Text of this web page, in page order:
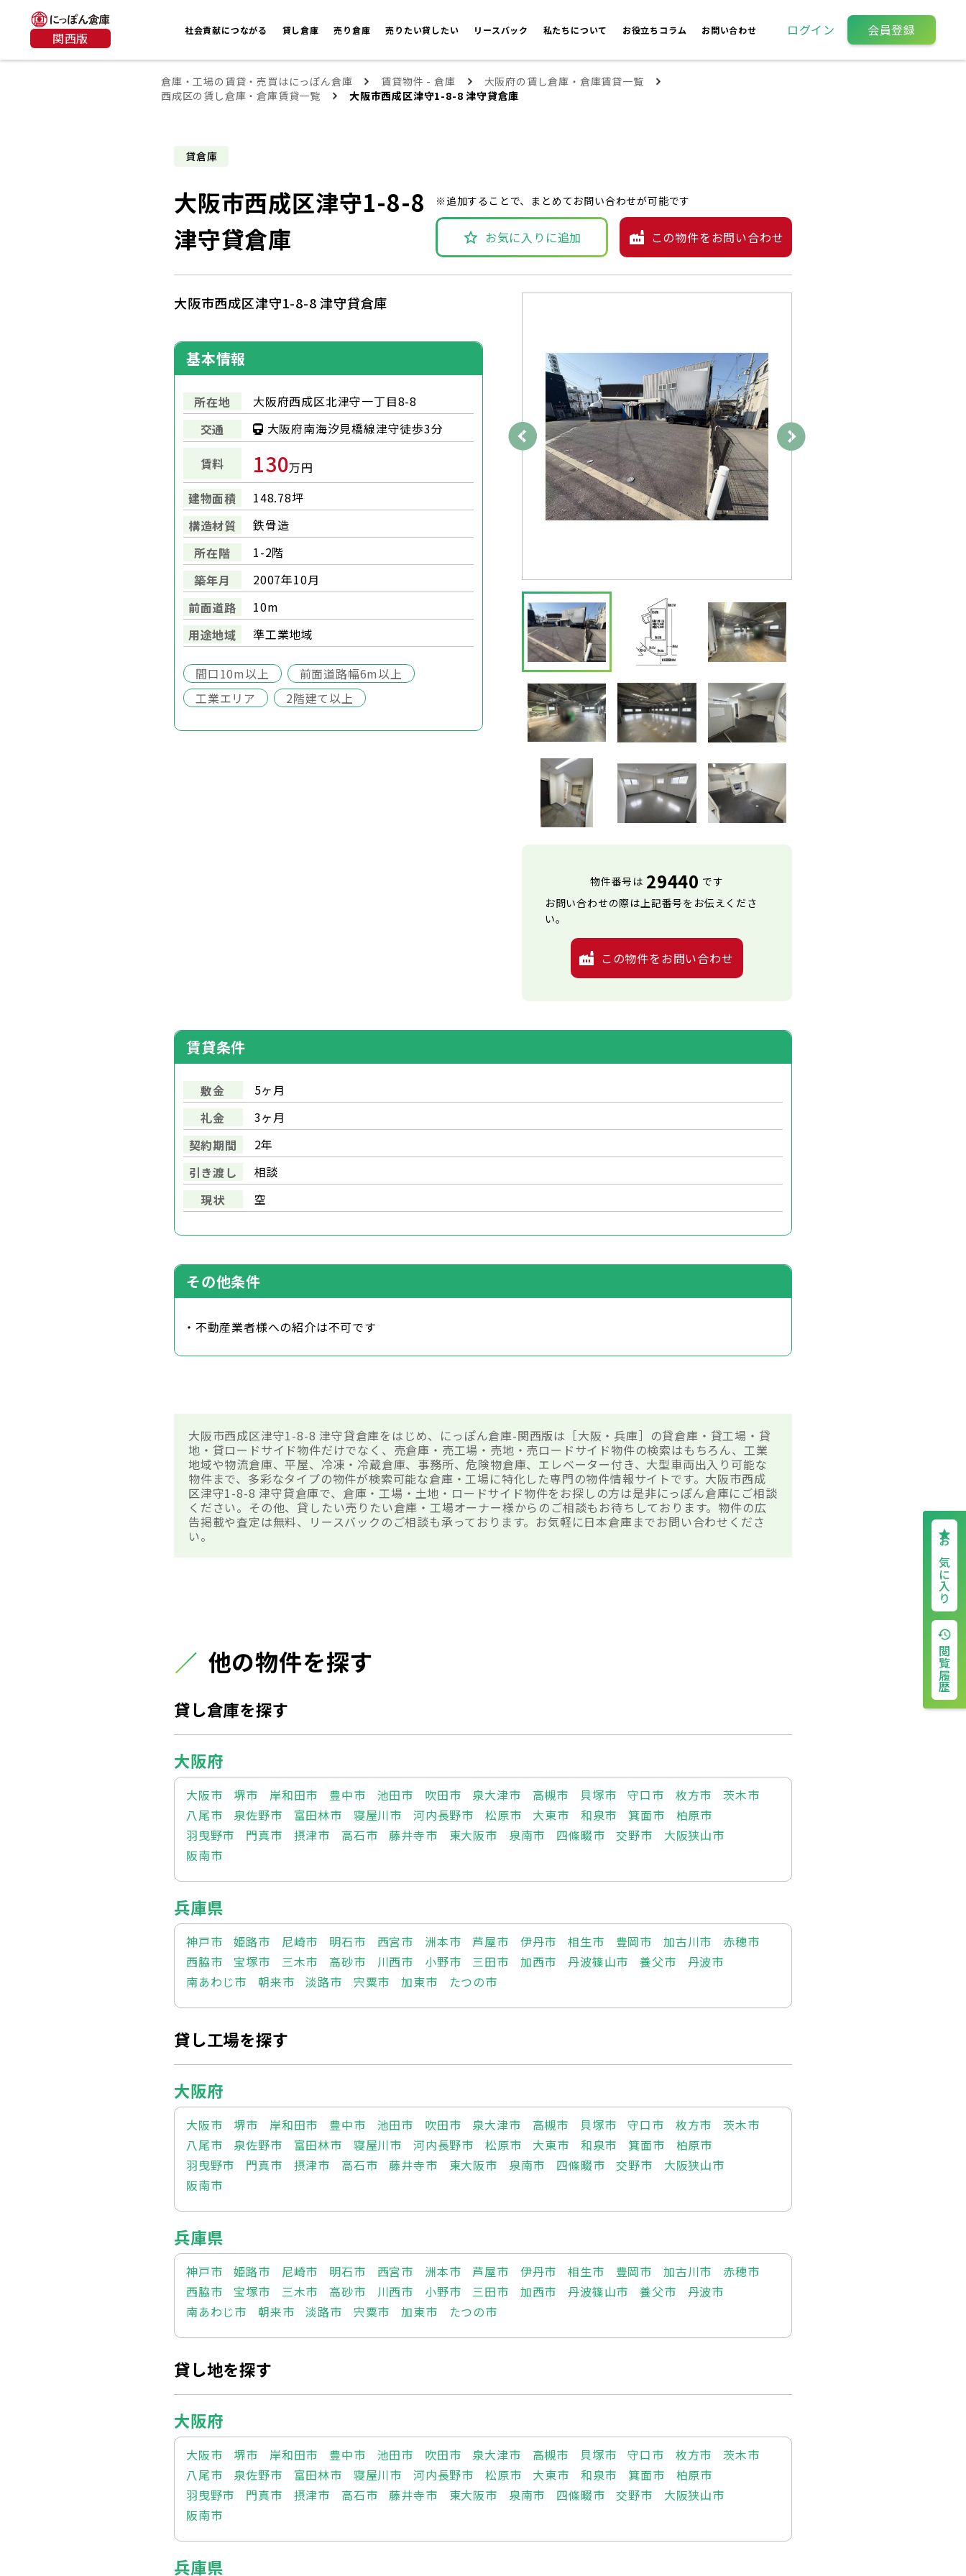
関西版 社会貢献につながる 貸し倉庫 売り倉庫 売りたい貸したい リースバック 私たちについて お役立ちコラム お問い合わせ ログイン 会員登録
倉庫・工場の賃貸・売買はにっぽん倉庫 賃貸物件 - 倉庫
大阪府の賃し倉庫・倉庫賃貸一覧
西成区の賃し倉庫・倉庫賃貸一覧
大阪市西成区津守1-8-8 津守貸倉庫
お気に入り
閲覧履歴
貸倉庫
大阪市西成区津守1-8-8
津守貸倉庫
※追加することで、まとめてお問い合わせが可能です
お気に入りに追加 この物件をお問い合わせ
大阪市西成区津守1-8-8 津守貸倉庫
基本情報
所在地
大阪府西成区北津守一丁目8-8
交通
大阪府南海汐見橋線津守徒歩3分
賃料 130万円
建物面積
148.78坪
構造材質
鉄骨造
所在階
1-2階
築年月
2007年10月
前面道路
10m
用途地域
準工業地域
間口10m以上
前面道路幅6m以上
工業エリア
2階建て以上
物件番号は 29440 です
お問い合わせの際は上記番号をお伝えくださ
い。
この物件をお問い合わせ
賃貸条件
敷金
5ヶ月
礼金
3ヶ月
契約期間
2年
引き渡し
相談
現状
空
その他条件
・不動産業者様への紹介は不可です
大阪市西成区津守1-8-8 津守貸倉庫をはじめ、にっぽん倉庫-関西版は［大阪・兵庫］の貸倉庫・貸工場・貸
地・貸ロードサイド物件だけでなく、売倉庫・売工場・売地・売ロードサイド物件の検索はもちろん、工業
地域や物流倉庫、平屋、冷凍・冷蔵倉庫、事務所、危険物倉庫、エレベーター付き、大型車両出入り可能な
物件まで、多彩なタイプの物件が検索可能な倉庫・工場に特化した専門の物件情報サイトです。大阪市西成
区津守1-8-8 津守貸倉庫で、倉庫・工場・土地・ロードサイド物件をお探しの方は是非にっぽん倉庫にご相談
ください。その他、貸したい売りたい倉庫・工場オーナー様からのご相談もお待ちしております。物件の広
告掲載や査定は無料、リースバックのご相談も承っております。お気軽に日本倉庫までお問い合わせくださ
い。
他の物件を探す
貸し倉庫を探す
大阪府
大阪市 堺市 岸和田市 豊中市 池田市 吹田市 泉大津市 高槻市 貝塚市 守口市 枚方市
茨木市
八尾市
泉佐野市 富田林市 寝屋川市 河内長野市 松原市 大東市 和泉市 箕面市
柏原市
羽曳野市
門真市 摂津市 高石市 藤井寺市 東大阪市 泉南市 四條畷市 交野市
大阪狭山市
阪南市
兵庫県
神戸市 姫路市 尼崎市 明石市 西宮市 洲本市 芦屋市 伊丹市 相生市 豊岡市 加古川市
赤穂市
西脇市
宝塚市 三木市 高砂市 川西市 小野市 三田市 加西市 丹波篠山市 養父市
丹波市
南あわじ市
朝来市 淡路市 宍粟市 加東市 たつの市
貸し工場を探す
大阪府
大阪市 堺市 岸和田市 豊中市 池田市 吹田市 泉大津市 高槻市 貝塚市 守口市 枚方市
茨木市
八尾市
泉佐野市 富田林市 寝屋川市 河内長野市 松原市 大東市 和泉市 箕面市
柏原市
羽曳野市
門真市 摂津市 高石市 藤井寺市 東大阪市 泉南市 四條畷市 交野市
大阪狭山市
阪南市
兵庫県
神戸市 姫路市 尼崎市 明石市 西宮市 洲本市 芦屋市 伊丹市 相生市 豊岡市 加古川市
赤穂市
西脇市
宝塚市 三木市 高砂市 川西市 小野市 三田市 加西市 丹波篠山市 養父市
丹波市
南あわじ市
朝来市 淡路市 宍粟市 加東市 たつの市
貸し地を探す
大阪府
大阪市 堺市 岸和田市 豊中市 池田市 吹田市 泉大津市 高槻市 貝塚市 守口市 枚方市
茨木市
八尾市
泉佐野市 富田林市 寝屋川市 河内長野市 松原市 大東市 和泉市 箕面市
柏原市
羽曳野市
門真市 摂津市 高石市 藤井寺市 東大阪市 泉南市 四條畷市 交野市
大阪狭山市
阪南市
兵庫県